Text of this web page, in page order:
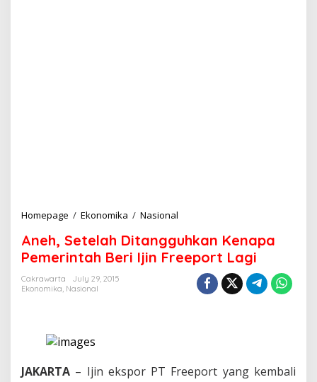
Homepage / Ekonomika / Nasional
e
h
,
D
Aneh, Setelah Ditangguhkan Kenapa
Pemerintah Beri Ijin Freeport Lagi
Cakrawarta
July 29, 2015
Ekonomika, Nasional
JAKARTA – Ijin ekspor PT Freeport yang kembali